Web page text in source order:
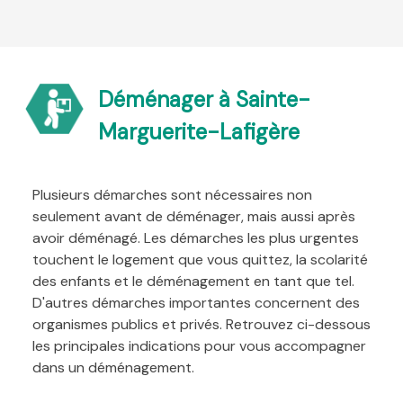
Déménager à Sainte-
Marguerite-Lafigère
Plusieurs démarches sont nécessaires non
seulement avant de déménager, mais aussi après
avoir déménagé. Les démarches les plus urgentes
touchent le logement que vous quittez, la scolarité
des enfants et le déménagement en tant que tel.
D'autres démarches importantes concernent des
organismes publics et privés. Retrouvez ci-dessous
les principales indications pour vous accompagner
dans un déménagement.